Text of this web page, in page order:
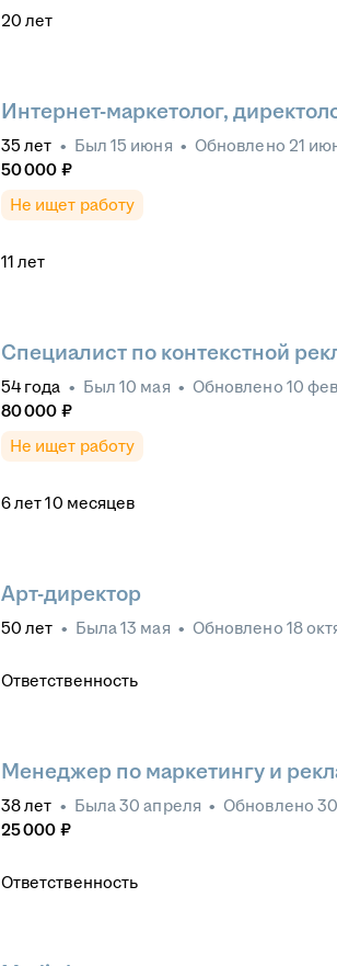
20 лет
Интернет-маркетолог,
35 лет • Был 15 июня • Обновлено 21
50 000 ₽
Не ищет работу
11 лет
Специалист по контекстной
54 года • Был 10 мая • Обновлено 10
80 000 ₽
Не ищет работу
6лет 10 месяцев
Арт-директор
50 лет • Была13 мая • Обновлено 18
Ответственность
Менеджер по маркетингу и
38лет • Была30 апреля • Обновлено
25 000 ₽
Ответственность